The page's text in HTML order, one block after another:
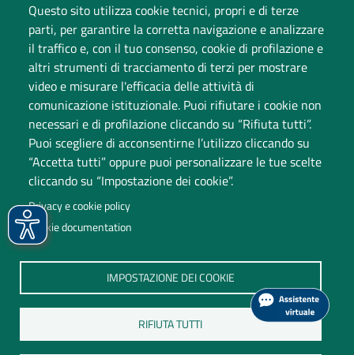
Questo sito utilizza cookie tecnici, propri e di terze
parti, per garantire la corretta navigazione e analizzare
il traffico e, con il tuo consenso, cookie di profilazione e
altri strumenti di tracciamento di terzi per mostrare
video e misurare l'efficacia delle attività di
comunicazione istituzionale. Puoi rifiutare i cookie non
necessari e di profilazione cliccando su “Rifiuta tutti”.
Puoi scegliere di acconsentirne l’utilizzo cliccando su
“Accetta tutti” oppure puoi personalizzare le tue scelte
cliccando su “Impostazione dei cookie”.
Privacy e cookie policy
Cookie documentation
IMPOSTAZIONE DEI COOKIE
RIFIUTA TUTTI
Università degli Studi dell'Insubria
Sede legale: via Ravasi 2, 21100 Varese
Contact Center
P.IVA 02481820120
(C.F. 95039180120)
PEC: ateneo@pec.uninsubria.it (vedi le altre caselle )
Cambia idea sui cookie
Dati di monitoraggio